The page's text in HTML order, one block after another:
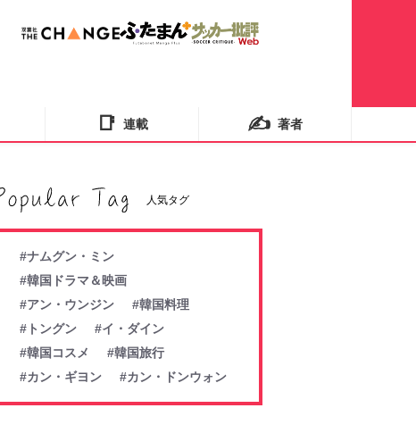
📑 連載 ✍️ 著者
人気タグ
#ナムグン・ミン
#韓国ドラマ＆映画
#アン・ウンジン
#韓国料理
#トングン
#イ・ダイン
#韓国コスメ
#韓国旅行
#カン・ギヨン
#カン・ドンウォン